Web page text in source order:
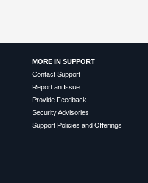
MORE IN SUPPORT
Contact Support
Report an Issue
Provide Feedback
Security Advisories
Support Policies and Offerings